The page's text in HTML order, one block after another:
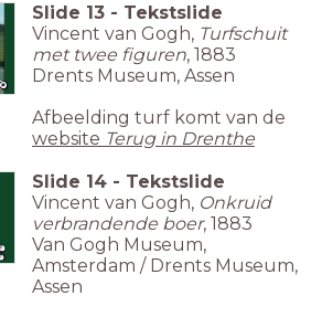
Slide 13 - Tekstslide
Vincent van Gogh, Turfschuit
met twee figuren, 1883
Drents Museum, Assen
Afbeelding turf komt van de
website Terug in Drenthe
Slide 14 - Tekstslide
Vincent van Gogh, Onkruid
verbrandende boer, 1883
Van Gogh Museum,
Amsterdam / Drents Museum,
Assen